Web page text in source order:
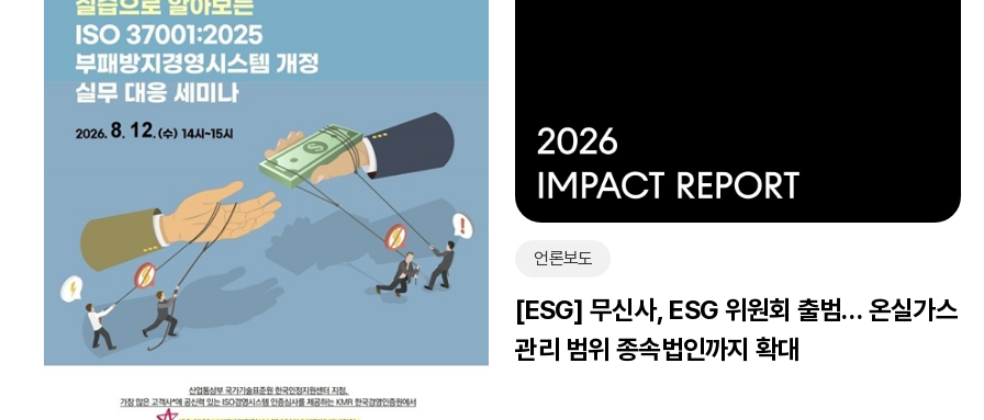
언론보도
[ESG] 무신사, ESG 위원회 출범… 온실가스
관리 범위 종속법인까지 확대